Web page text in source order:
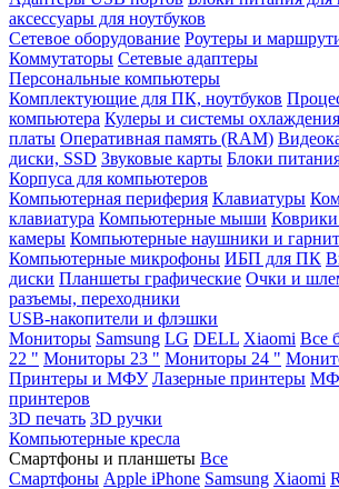
аксессуары для ноутбуков
Сетевое оборудование Роутеры и
Коммутаторы Сетевые адаптеры
Персональные компьютеры
Комплектующие для ПК, ноутбуков
компьютера Кулеры и системы охлаждения
платы Оперативная память (RAM)
диски, SSD Звуковые карты Блоки
Корпуса для компьютеров
Компьютерная периферия Клавиатуры
клавиатура Компьютерные мыши
камеры Компьютерные наушники и
Компьютерные микрофоны ИБП для ПК
диски Планшеты графические Очки и
разъемы, переходники
USB-накопители и флэшки
Мониторы Samsung LG DELL Xiaomi Все
22 " Мониторы 23 " Мониторы 24 "
Принтеры и МФУ Лазерные принтеры
принтеров
3D печать 3D ручки
Компьютерные кресла
Смартфоны и планшеты Все
Смартфоны Apple iPhone Samsung Xiaomi